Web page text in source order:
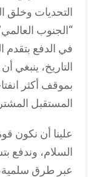
التحديات وخلق
“الجنوب
في الدفع بتقدم
التاريخ، ينبغي
بموقف أكثر
المستقبل
علينا أن نكون
السلام، وندفع
عبر طرق